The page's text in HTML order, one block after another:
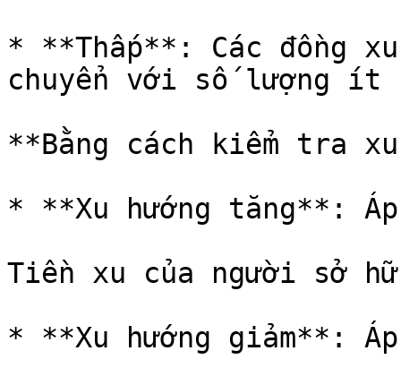
* **Thấp**: Các đồng
chuyển với số lượng ít
**Bằng cách kiểm tra
* **Xu hướng tăng**:
Tiền xu của người sở
* **Xu hướng giảm**: